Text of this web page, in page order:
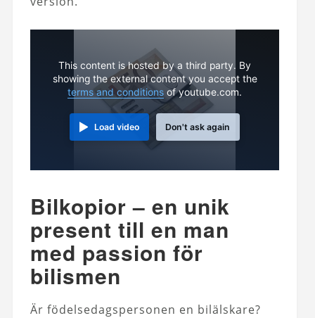
This content is hosted by a third party. By
showing the external content you accept the
terms and conditions of youtube.com.
Load video Don't ask again
Bilkopior – en unik
present till en man
med passion för
bilismen
Är födelsedagspersonen en bilälskare?